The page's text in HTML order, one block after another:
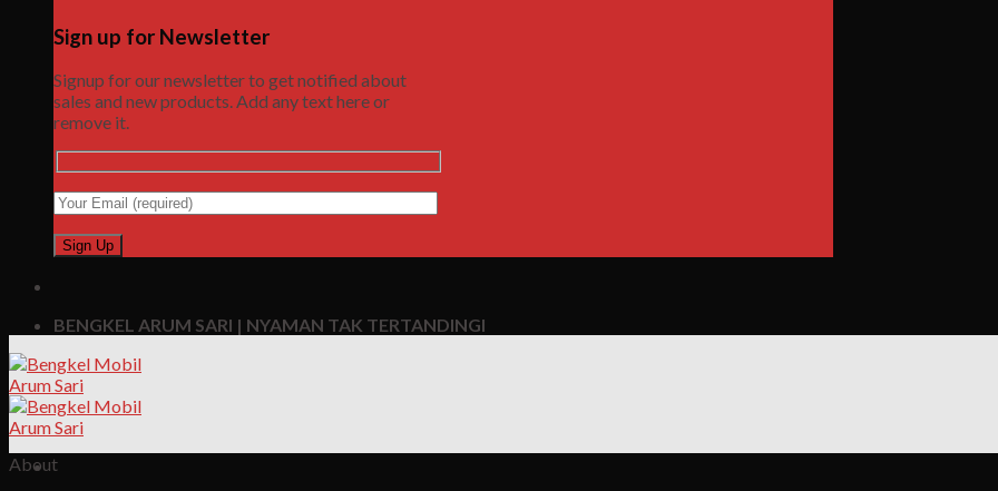
Sign up for Newsletter
Signup for our newsletter to get notified about
sales and new products. Add any text here or
remove it.
BENGKEL ARUM SARI | NYAMAN TAK TERTANDINGI
About